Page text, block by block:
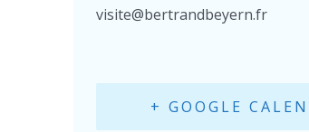
visite@bertrandbeyern.fr
+ GOOGLE